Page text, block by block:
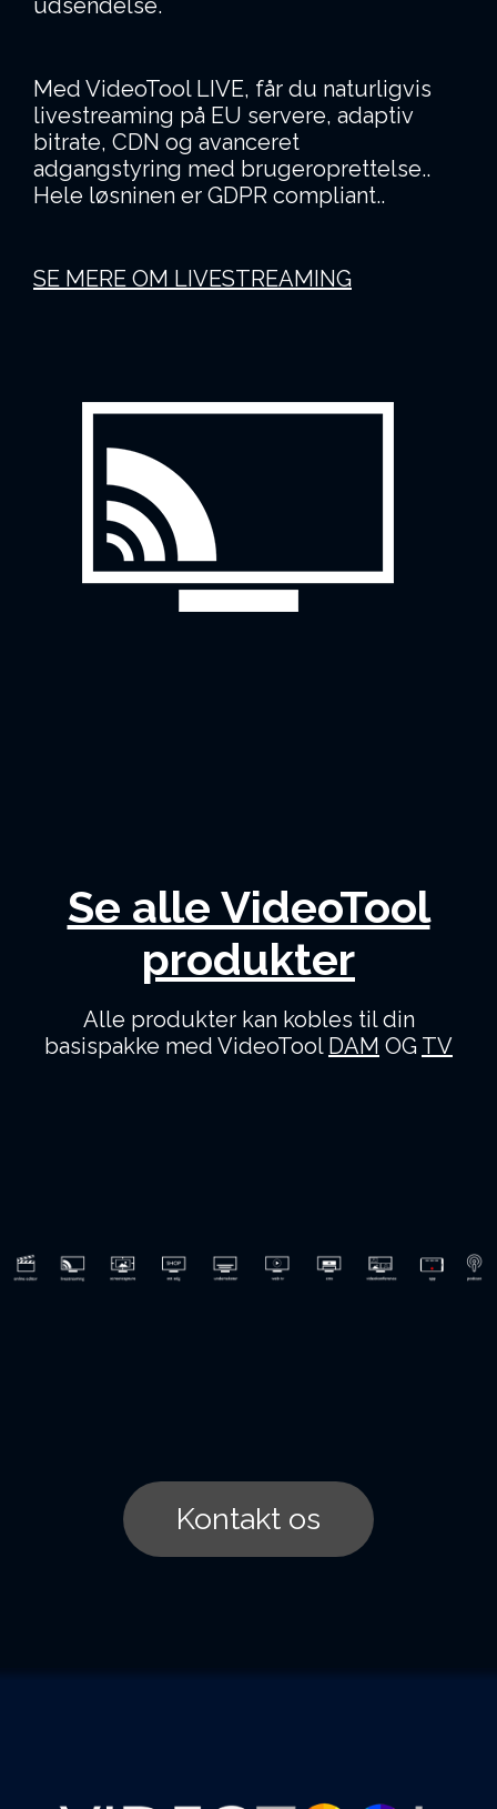
udsendelse.
Med VideoTool LIVE, får du naturligvis
livestreaming på EU servere, adaptiv
bitrate, CDN og avanceret
adgangstyring med brugeroprettelse..
Hele løsninen er GDPR compliant..
SE MERE OM LIVESTREAMING
Se alle VideoTool
produkter
Alle produkter kan kobles til din
basispakke med VideoTool DAM OG TV
Kontakt os